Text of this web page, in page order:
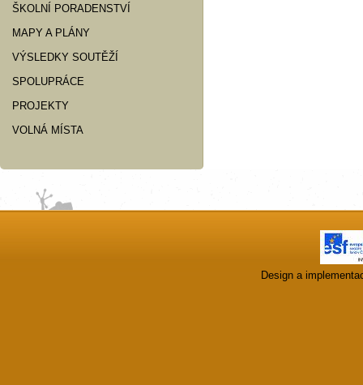
ŠKOLNÍ PORADENSTVÍ
MAPY A PLÁNY
VÝSLEDKY SOUTĚŽÍ
SPOLUPRÁCE
PROJEKTY
VOLNÁ MÍSTA
Design a